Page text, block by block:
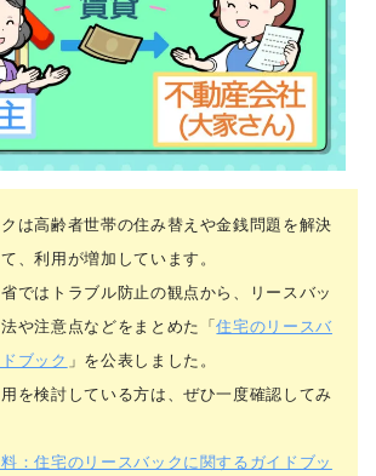
は高齢者世帯の住み替えや金銭問題を解決
、利用が増加しています。
ではトラブル防止の観点から、リースバッ
や注意点などをまとめた「住宅のリースバ
ブック 」を公表しました。
を検討している方は、ぜひ一度確認してみ
：住宅のリースバックに関するガイドブッ